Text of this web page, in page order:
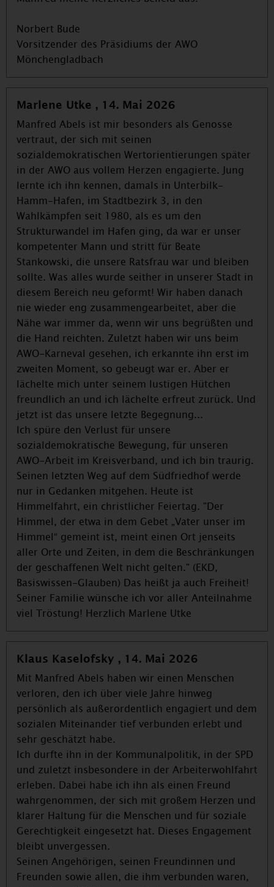
Norbert Bude
Vorsitzender des Präsidiums der AWO
Mönchengladbach
Marlene Utke , 14. Mai 2026
Manfred Abels ist mir besonders als Genosse
vertraut, der sich mit seinen
sozialdemokratischen Wertorientierungen später
in der AWO aus vollem Herzen engagierte. Jung
lernte ich ihn kennen, damals in Unterbilk-
Hamm-Hafen, im Stadtbezirk 3, in den
Wahlkämpfen seit 1980, als es um den
Strukturwandel im Hafen ging, da war er unser
kompetenter Mann und stritt für Beate
Stankowski, die unsere Ratsfrau war und bleiben
sollte. Was alles wurde seither in unserer Stadt in
diesem Bereich neu geformt! Wir haben danach
nie wieder eng zusammengearbeitet, aber die
Nähe war immer da, wenn wir uns begrüßten und
die Hand reichten. Zuletzt haben wir uns beim
AWO-Karneval gesehen, ich erkannte ihn erst im
zweiten Moment, so gebeugt war er. Aber er
lächelte mich unter seinem lustigen Hütchen
freundlich an und ich lächelte erfreut zurück. Und
jetzt ist das unsere letzte Begegnung...
Ich spüre den Verlust für unsere
sozialdemokratische Bewegung, für unseren
AWO-Arbeit im Kreisverband, und ich bin traurig.
Seinen letzten Weg auf dem Südfriedhof werde
nur in Gedanken mitgehen. Heute ist
Himmelfahrt, ein christlicher Feiertag. "Der
Himmel, der etwa in dem Gebet „Vater unser im
Himmel“ gemeint ist, meint einen Ort jenseits
aller Orte und Zeiten, in dem die Beschränkungen
der geschaffenen Welt nicht gelten." (EKD,
Basiswissen-Glauben) Das heißt ja auch Freiheit!
Seiner Familie wünsche ich vor aller Anteilnahme
viel Tröstung! Herzlich Marlene Utke
Klaus Kaselofsky , 14. Mai 2026
Mit Manfred Abels haben wir einen Menschen
verloren, den ich über viele Jahre hinweg
persönlich als außerordentlich engagiert und dem
sozialen Miteinander tief verbunden erlebt und
sehr geschätzt habe.
Ich durfte ihn in der Kommunalpolitik, in der SPD
und zuletzt insbesondere in der Arbeiterwohlfahrt
erleben. Dabei habe ich ihn als einen Freund
wahrgenommen, der sich mit großem Herzen und
klarer Haltung für die Menschen und für soziale
Gerechtigkeit eingesetzt hat. Dieses Engagement
bleibt unvergessen.
Seinen Angehörigen, seinen Freundinnen und
Freunden sowie allen, die ihm verbunden waren,